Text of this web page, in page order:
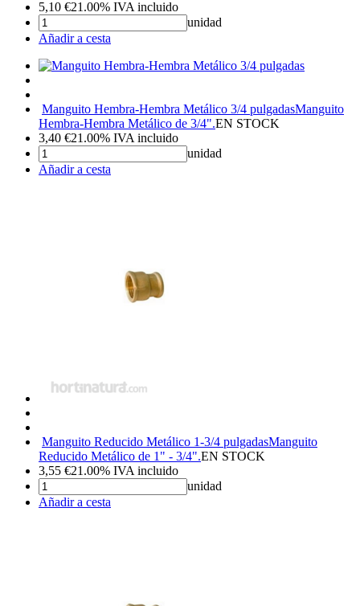
5,10 €21.00% IVA incluido
unidad
Añadir a cesta
Manguito Hembra-Hembra Metálico 3/4 pulgadasManguito
Hembra-Hembra Metálico de 3/4".EN STOCK
3,40 €21.00% IVA incluido
unidad
Añadir a cesta
Manguito Reducido Metálico 1-3/4 pulgadasManguito
Reducido Metálico de 1" - 3/4".EN STOCK
3,55 €21.00% IVA incluido
unidad
Añadir a cesta